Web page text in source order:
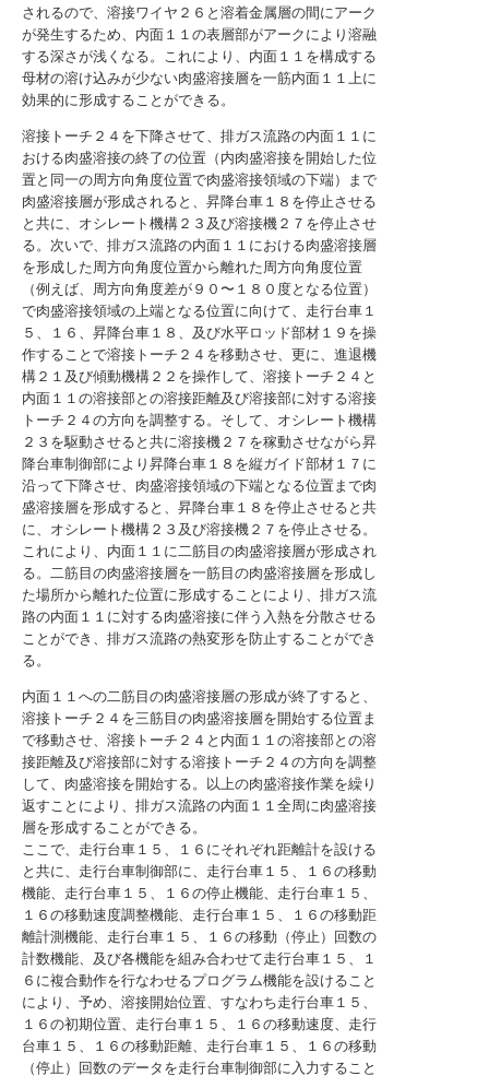
されるので、溶接ワイヤ２６と溶着金属層の間にアーク
が発生するため、内面１１の表層部がアークにより溶融
する深さが浅くなる。これにより、内面１１を構成する
母材の溶け込みが少ない肉盛溶接層を一筋内面１１上に
効果的に形成することができる。
溶接トーチ２４を下降させて、排ガス流路の内面１１に
おける肉盛溶接の終了の位置（内肉盛溶接を開始した位
置と同一の周方向角度位置で肉盛溶接領域の下端）まで
肉盛溶接層が形成されると、昇降台車１８を停止させる
と共に、オシレート機構２３及び溶接機２７を停止させ
る。次いで、排ガス流路の内面１１における肉盛溶接層
を形成した周方向角度位置から離れた周方向角度位置
（例えば、周方向角度差が９０〜１８０度となる位置）
で肉盛溶接領域の上端となる位置に向けて、走行台車１
５、１６、昇降台車１８、及び水平ロッド部材１９を操
作することで溶接トーチ２４を移動させ、更に、進退機
構２１及び傾動機構２２を操作して、溶接トーチ２４と
内面１１の溶接部との溶接距離及び溶接部に対する溶接
トーチ２４の方向を調整する。そして、オシレート機構
２３を駆動させると共に溶接機２７を稼動させながら昇
降台車制御部により昇降台車１８を縦ガイド部材１７に
沿って下降させ、肉盛溶接領域の下端となる位置まで肉
盛溶接層を形成すると、昇降台車１８を停止させると共
に、オシレート機構２３及び溶接機２７を停止させる。
これにより、内面１１に二筋目の肉盛溶接層が形成され
る。二筋目の肉盛溶接層を一筋目の肉盛溶接層を形成し
た場所から離れた位置に形成することにより、排ガス流
路の内面１１に対する肉盛溶接に伴う入熱を分散させる
ことができ、排ガス流路の熱変形を防止することができ
る。
内面１１への二筋目の肉盛溶接層の形成が終了すると、
溶接トーチ２４を三筋目の肉盛溶接層を開始する位置ま
で移動させ、溶接トーチ２４と内面１１の溶接部との溶
接距離及び溶接部に対する溶接トーチ２４の方向を調整
して、肉盛溶接を開始する。以上の肉盛溶接作業を繰り
返すことにより、排ガス流路の内面１１全周に肉盛溶接
層を形成することができる。
ここで、走行台車１５、１６にそれぞれ距離計を設ける
と共に、走行台車制御部に、走行台車１５、１６の移動
機能、走行台車１５、１６の停止機能、走行台車１５、
１６の移動速度調整機能、走行台車１５、１６の移動距
離計測機能、走行台車１５、１６の移動（停止）回数の
計数機能、及び各機能を組み合わせて走行台車１５、１
６に複合動作を行なわせるプログラム機能を設けること
により、予め、溶接開始位置、すなわち走行台車１５、
１６の初期位置、走行台車１５、１６の移動速度、走行
台車１５、１６の移動距離、走行台車１５、１６の移動
（停止）回数のデータを走行台車制御部に入力すること